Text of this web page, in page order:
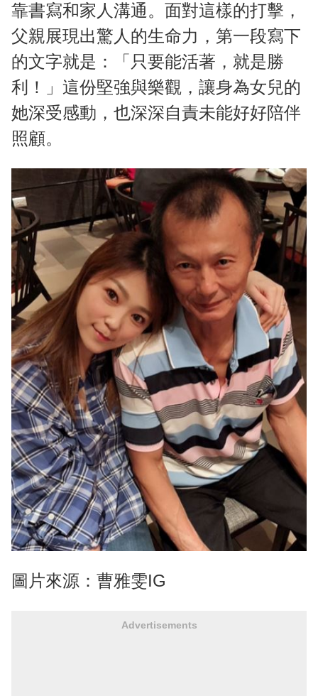
靠書寫和家人溝通。面對這樣的打擊，
父親展現出驚人的生命力，第一段寫下
的文字就是：「只要能活著，就是勝
利！」這份堅強與樂觀，讓身為女兒的
她深受感動，也深深自責未能好好陪伴
照顧。
圖片來源：曹雅雯IG
Advertisements